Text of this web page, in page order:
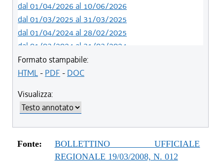
dal 01/04/2026 al 10/06/2026
dal 01/03/2025 al 31/03/2025
dal 01/04/2024 al 28/02/2025
dal 01/03/2024 al 31/03/2024
dal 01/01/2024 al 29/02/2024
dal 03/09/2023 al 31/12/2023
dal 07/03/2023 al 31/03/2023
dal 01/03/2023 al 06/03/2023
dal 14/06/2022 al 28/02/2023
dal 01/04/2022 al 13/06/2022
dal 01/01/2022 al 31/03/2022
Formato stampabile:
HTML- PDF - DOC
Visualizza:
Fonte:
BOLLETTINO UFFICIALE
REGIONALE 19/03/2008, N. 012